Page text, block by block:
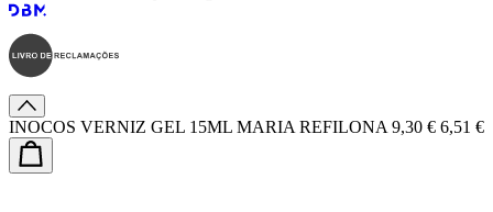
INOCOS VERNIZ GEL 15ML MARIA REFILONA 9,30 € 6,51 €